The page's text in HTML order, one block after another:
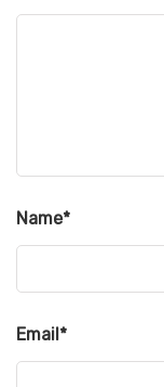
Name*
Email*